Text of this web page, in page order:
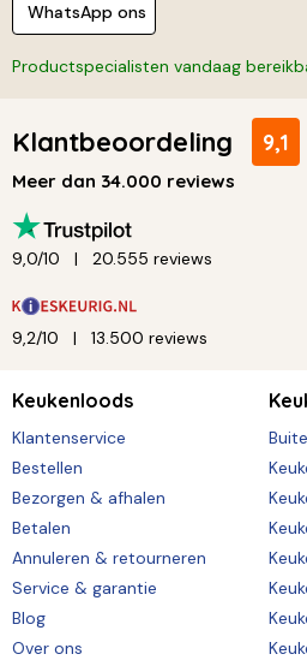
WhatsApp ons
Productspecialisten vandaag
Klantbeoordeling 9,1
Meer dan 34.000 reviews
9,0/10 20.555 reviews
9,2/10 13.500 reviews
Keukenloods
Klantenservice
Bestellen
Bezorgen & afhalen
Betalen
Annuleren & retourneren
Service & garantie
Blog
Over ons